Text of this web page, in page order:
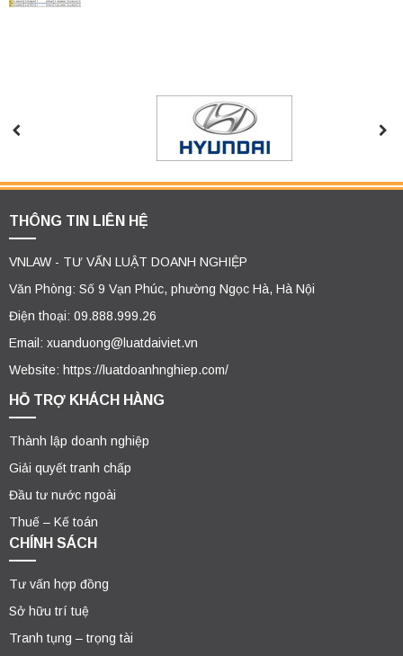
THÔNG TIN LIÊN HỆ
VNLAW - TƯ VẤN LUẬT DOANH NGHIỆP
Văn Phòng: Số 9 Vạn Phúc, phường Ngọc Hà, Hà Nội
Điện thoại: 09.888.999.26
Email: xuanduong@luatdaiviet.vn
Website: https://luatdoanhnghiep.com/
HỖ TRỢ KHÁCH HÀNG
Thành lập doanh nghiệp
Giải quyết tranh chấp
Đầu tư nước ngoài
Thuế – Kế toán
CHÍNH SÁCH
Tư vấn hợp đồng
Sở hữu trí tuệ
Tranh tụng – trọng tài